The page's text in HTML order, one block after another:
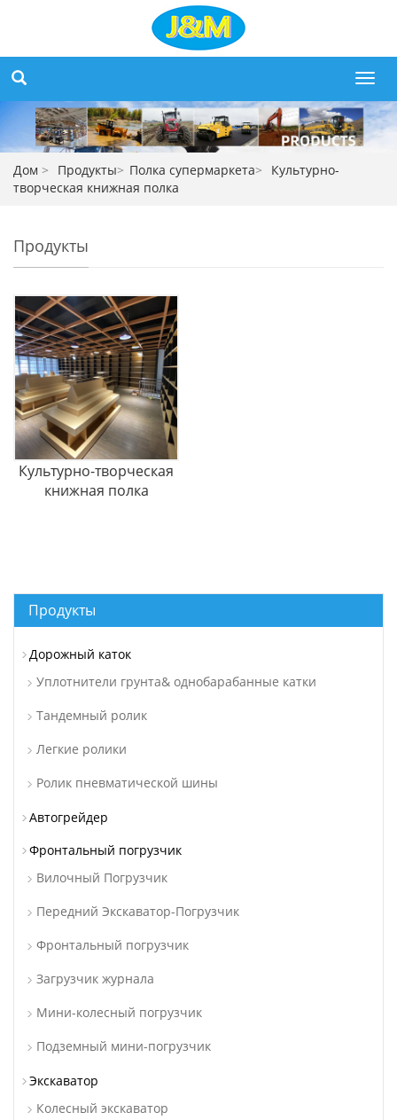
Дом > Продукты> Полка супермаркета>
Культурно-
творческая книжная полка
Продукты
Культурно-творческая
книжная полка
Продукты
Дорожный каток
Уплотнители грунта& однобарабанные катки
Тандемный ролик
Легкие ролики
Ролик пневматической шины
Автогрейдер
Фронтальный погрузчик
Вилочный Погрузчик
Передний Экскаватор-Погрузчик
Фронтальный погрузчик
Загрузчик журнала
Мини-колесный погрузчик
Подземный мини-погрузчик
Экскаватор
Колесный экскаватор